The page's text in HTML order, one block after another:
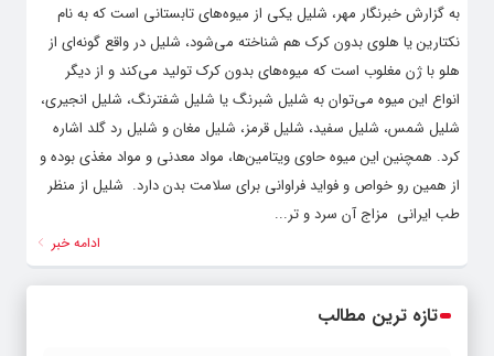
به گزارش خبرنگار مهر، شلیل یکی از میوه‌های تابستانی است که به نام
نکتارین یا هلوی بدون کرک هم شناخته می‌شود، شلیل در واقع گونه‌ای از
هلو با ژن مغلوب است که میوه‌های بدون کرک تولید می‌کند و از دیگر
انواع این میوه می‌توان به شلیل شبرنگ یا شلیل شفترنگ، شلیل انجیری،
شلیل شمس، شلیل سفید، شلیل قرمز، شلیل مغان و شلیل رد گلد اشاره
کرد. همچنین این میوه حاوی ویتامین‌ها، مواد معدنی و مواد مغذی بوده و
از همین رو خواص و فواید فراوانی برای سلامت بدن دارد. ‌ شلیل از منظر
طب ایرانی ‌ مزاج آن سرد و تر...
ادامه خبر
تازه ترین مطالب